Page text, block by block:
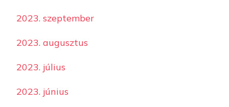
2023. szeptember
2023. augusztus
2023. július
2023. június